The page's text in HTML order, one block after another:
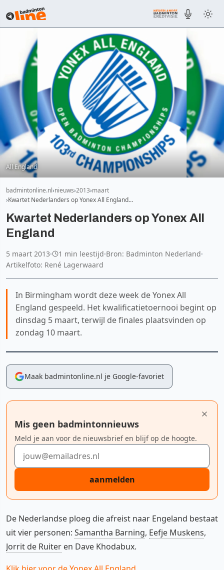
All England
badmintonline.nl nieuws 2013 maart
Kwartet Nederlanders op Yonex All England…
Kwartet Nederlanders op Yonex All
England
5 maart 2013· 1 min leestijd·Bron: Badminton Nederland·
Artikelfoto: René Lagerwaard
In Birmingham wordt deze week de Yonex All
England gespeeld. Het kwalificatietoernooi begint op
dinsdag 5 maart, terwijl de finales plaatsvinden op
zondag 10 maart.
Maak badmintonline.nl je Google-favoriet
Mis geen badmintonnieuws
Meld je aan voor de nieuwsbrief en blijf op de hoogte.
E-mailadres
aanmelden
De Nederlandse ploeg die afreist naar Engeland bestaat
uit vier personen: Samantha Barning, Eefje Muskens,
Jorrit de Ruiter en Dave Khodabux.